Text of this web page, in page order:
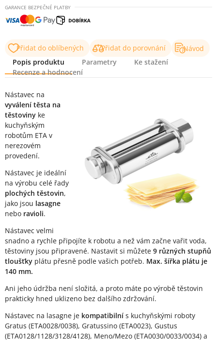
GARANCE BEZPEČNÉ PLATBY
Přidat do oblíbených Přidat do porovnání
Návod
Popis produktu
Parametry
Ke stažení
Recenze a hodnocení
Popis produktu
Nástavec na
vyválení těsta na
těstoviny ke
kuchyňským
robotům ETA v
nerezovém
provedení.
Nástavec je ideální
na výrobu celé řady
plochých těstovin,
jako jsou lasagne
nebo ravioli.
Nástavec velmi
snadno a rychle připojíte k robotu a než vám začne vařit voda,
těstoviny jsou připravené. Nastavit si můžete 9 různých stupňů
tloušťky plátu přesně podle vašich potřeb. Max. šířka plátu je
140 mm.
Ani jeho údržba není složitá, a proto máte po výrobě těstovin
prakticky hned uklizeno bez dalšího zdržování.
Nástavec na lasagne je kompatibilní s kuchyňskými roboty
Gratus (ETA0028/0038), Gratussino (ETA0023), Gustus
(ETA0128/1128/3128/4128), Meno/Mezo (ETA0030/0033/0034) a